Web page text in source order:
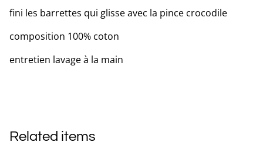
fini les barrettes qui glisse avec la pince crocodile
composition 100% coton
entretien lavage à la main
Related items